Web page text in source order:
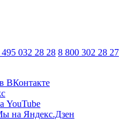
495 032 28 28 8 800 302 28 27
ВКонтакте
YouTube
на Яндекс.Дзен